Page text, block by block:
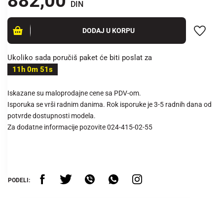
DIN
DODAJ U KORPU
Ukoliko sada poručiš paket će biti poslat za
11h 0m 50s
Iskazane su maloprodajne cene sa PDV-om.
Isporuka se vrši radnim danima. Rok isporuke je 3-5 radnih dana od
potvrde dostupnosti modela.
Za dodatne informacije pozovite 024-415-02-55
PODELI: